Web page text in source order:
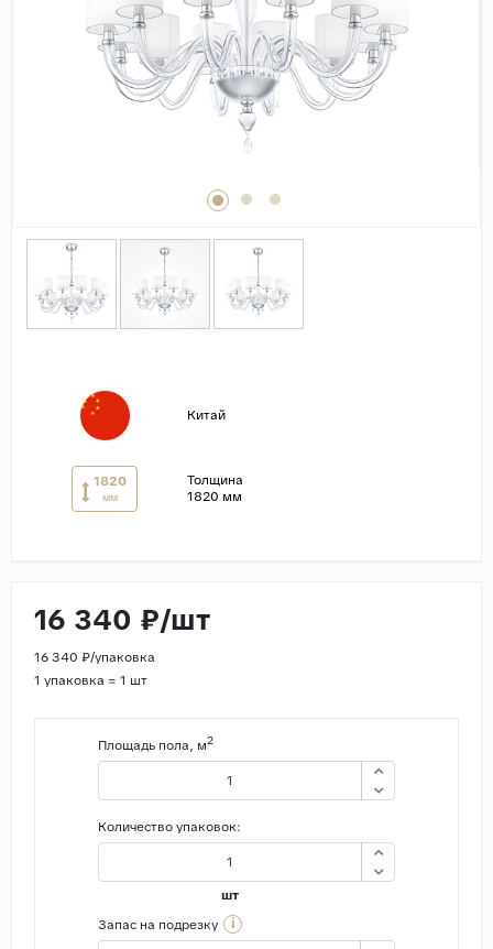
Дерево
Камень
Оникс
Италия
Китай
1820
мм
Толщина
1820 мм
16 340 ₽/шт
16 340 ₽/упаковка
1 упаковка = 1 шт
Площадь пола, м2
Количество упаковок:
шт
Запас на подрезку
i